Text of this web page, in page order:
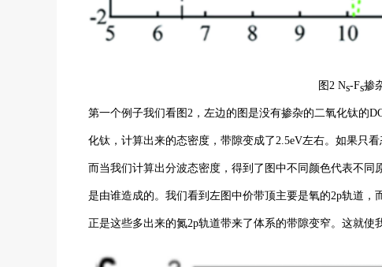
图2 Ns-Fs掺
第一个例子我们看图2，左边的图是没有掺杂的二氧化钛的
化钛，计算出来的态密度，带隙变成了2.5eV左右。如果只
而当我们计算出分波态密度，得到了图中不同颜色代表不
是由谁造成的。我们看到左图中价带顶主要是氧的2p轨道
正是这些多出来的氮2p轨道带来了体系的带隙变窄。这就使